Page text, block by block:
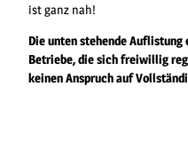
ist ganz nah!
Die unten stehende
Betriebe, die sich freiwillig
keinen Anspruch auf